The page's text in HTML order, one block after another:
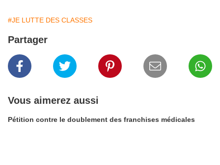
#JE LUTTE DES CLASSES
Partager
Vous aimerez aussi
Pétition contre le doublement des franchises médicales